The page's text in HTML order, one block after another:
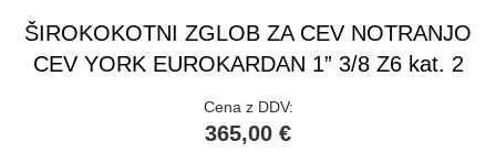
ŠIROKOKOTNI ZGLOB ZA CEV NOTRANJO
CEV YORK EUROKARDAN 1” 3/8 Z6 kat. 2
Cena z DDV:
365,00 €